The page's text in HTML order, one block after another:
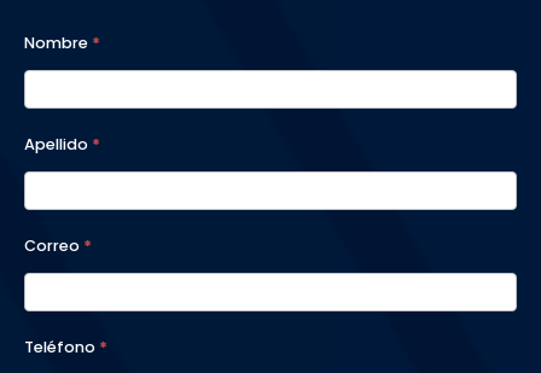
A2026 -
Formulario
Programas
Nombre *
Apellido *
Correo *
Teléfono *